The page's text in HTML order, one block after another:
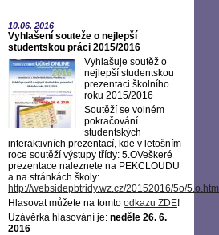
10.06. 2016
Vyhlašení souteže o nejlepší
studentskou práci 2015/2016
Vyhlašuje soutěž o
nejlepší studentskou
prezentaci školního
roku 2015/2016
Soutěží se volném
pokračování
studentských
interaktivních prezentací, kde v letošním
roce soutěží výstupy třídy: 5.OVeškeré
prezentace naleznete na PEKCLOUDU
a na stránkách školy:
http://websidepbtridy.wz.cz/20152016/5o/5.o.htm
Hlasovat můžete na tomto odkazu ZDE!
Uzávěrka hlasování je: neděle 26. 6.
2016